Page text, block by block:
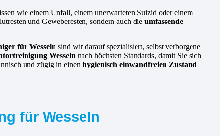
wie einem Unfall, einem unerwarteten Suizid oder einem
und Geweberesten, sondern auch die umfassende
für Wesseln sind wir darauf spezialisiert, selbst verborgene
Wesseln nach höchsten Standards, damit Sie sich
und zügig in einen hygienisch einwandfreien Zustand
für Wesseln